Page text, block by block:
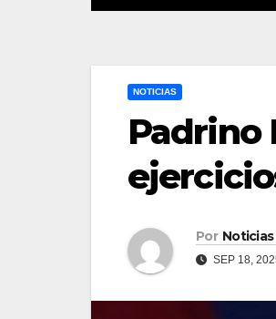
NOTICIAS
Padrino
Por Noticias
SEP 18,